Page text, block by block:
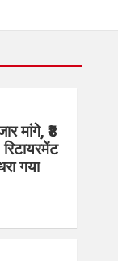
मांगे, ₹8
गया